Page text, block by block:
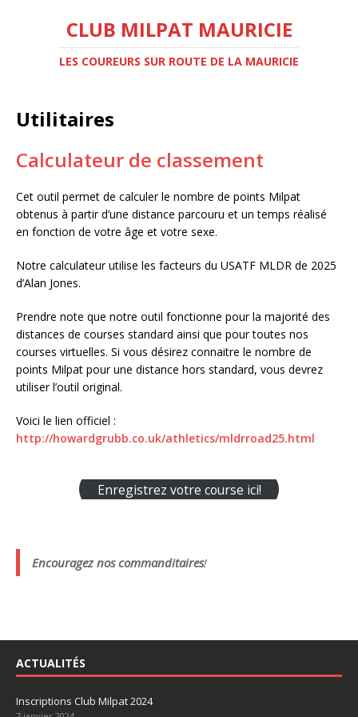
CLUB MILPAT MAURICIE
LES COUREURS SUR ROUTE DE LA MAURICIE
Utilitaires
Calculateur de classement
Cet outil permet de calculer le nombre de points Milpat
obtenus à partir d’une distance parcouru et un temps réalisé
en fonction de votre âge et votre sexe.
Notre calculateur utilise les facteurs du USATF MLDR de 2025
d’Alan Jones.
Prendre note que notre outil fonctionne pour la majorité des
distances de courses standard ainsi que pour toutes nos
courses virtuelles. Si vous désirez connaitre le nombre de
points Milpat pour une distance hors standard, vous devrez
utiliser l’outil original.
Voici le lien officiel :
http://howardgrubb.co.uk/athletics/mldrroad25.html
Enregistrez votre course ici!
Encouragez nos commanditaires!
ACTUALITÉS
Inscriptions Club Milpat 2024